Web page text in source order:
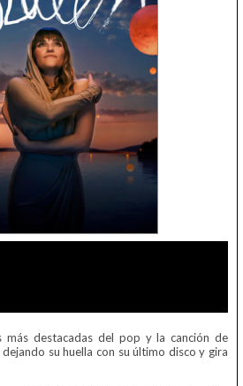
más destacadas del pop y la canción de
su huella con su último disco y gira